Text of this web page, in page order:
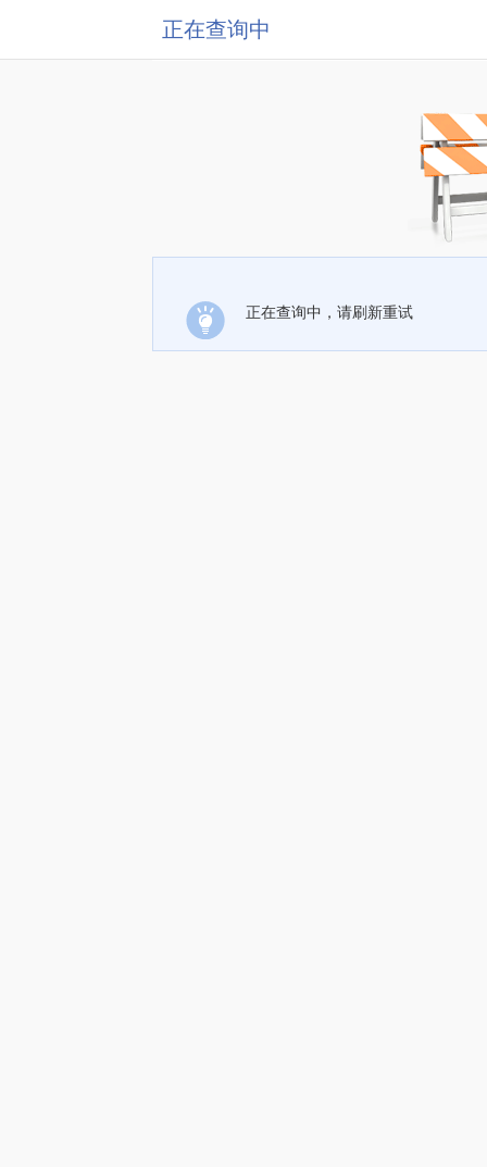
正在查询中
正在查询中，请刷新重试